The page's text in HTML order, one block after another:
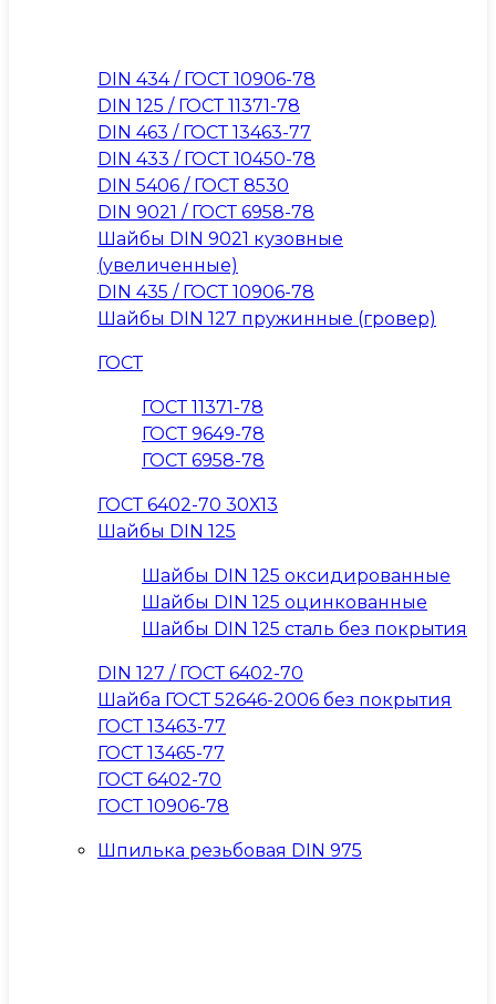
DIN 434 / ГОСТ 10906-78
DIN 125 / ГОСТ 11371-78
DIN 463 / ГОСТ 13463-77
DIN 433 / ГОСТ 10450-78
DIN 5406 / ГОСТ 8530
DIN 9021 / ГОСТ 6958-78
Шайбы DIN 9021 кузовные
(увеличенные)
DIN 435 / ГОСТ 10906-78
Шайбы DIN 127 пружинные (гровер)
ГОСТ
ГОСТ 11371-78
ГОСТ 9649-78
ГОСТ 6958-78
ГОСТ 6402-70 30Х13
Шайбы DIN 125
Шайбы DIN 125 оксидированные
Шайбы DIN 125 оцинкованные
Шайбы DIN 125 сталь без покрытия
DIN 127 / ГОСТ 6402-70
Шайба ГОСТ 52646-2006 без покрытия
ГОСТ 13463-77
ГОСТ 13465-77
ГОСТ 6402-70
ГОСТ 10906-78
Шпилька резьбовая DIN 975